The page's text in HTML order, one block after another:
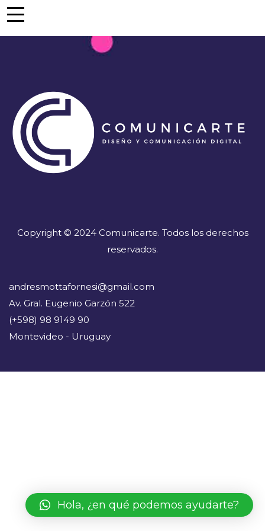
Copyright © 2024 Comunicarte. Todos los derechos
reservados.
andresmottafornesi@gmail.com
Av. Gral. Eugenio Garzón 522
(+598) 98 9149 90
Montevideo - Uruguay
Hola, ¿en qué podemos ayudarte?